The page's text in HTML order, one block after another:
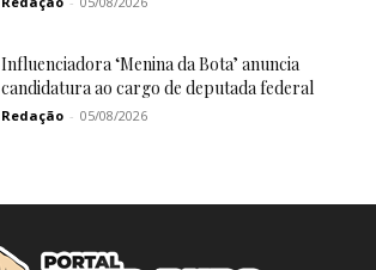
Influenciadora ‘Menina da Bota’ anuncia
candidatura ao cargo de deputada federal
Redação - 05/08/2026